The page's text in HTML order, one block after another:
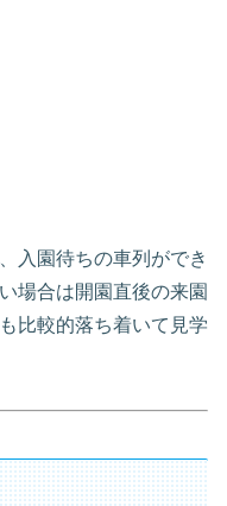
入園待ちの車列ができ
場合は開園直後の来園
比較的落ち着いて見学